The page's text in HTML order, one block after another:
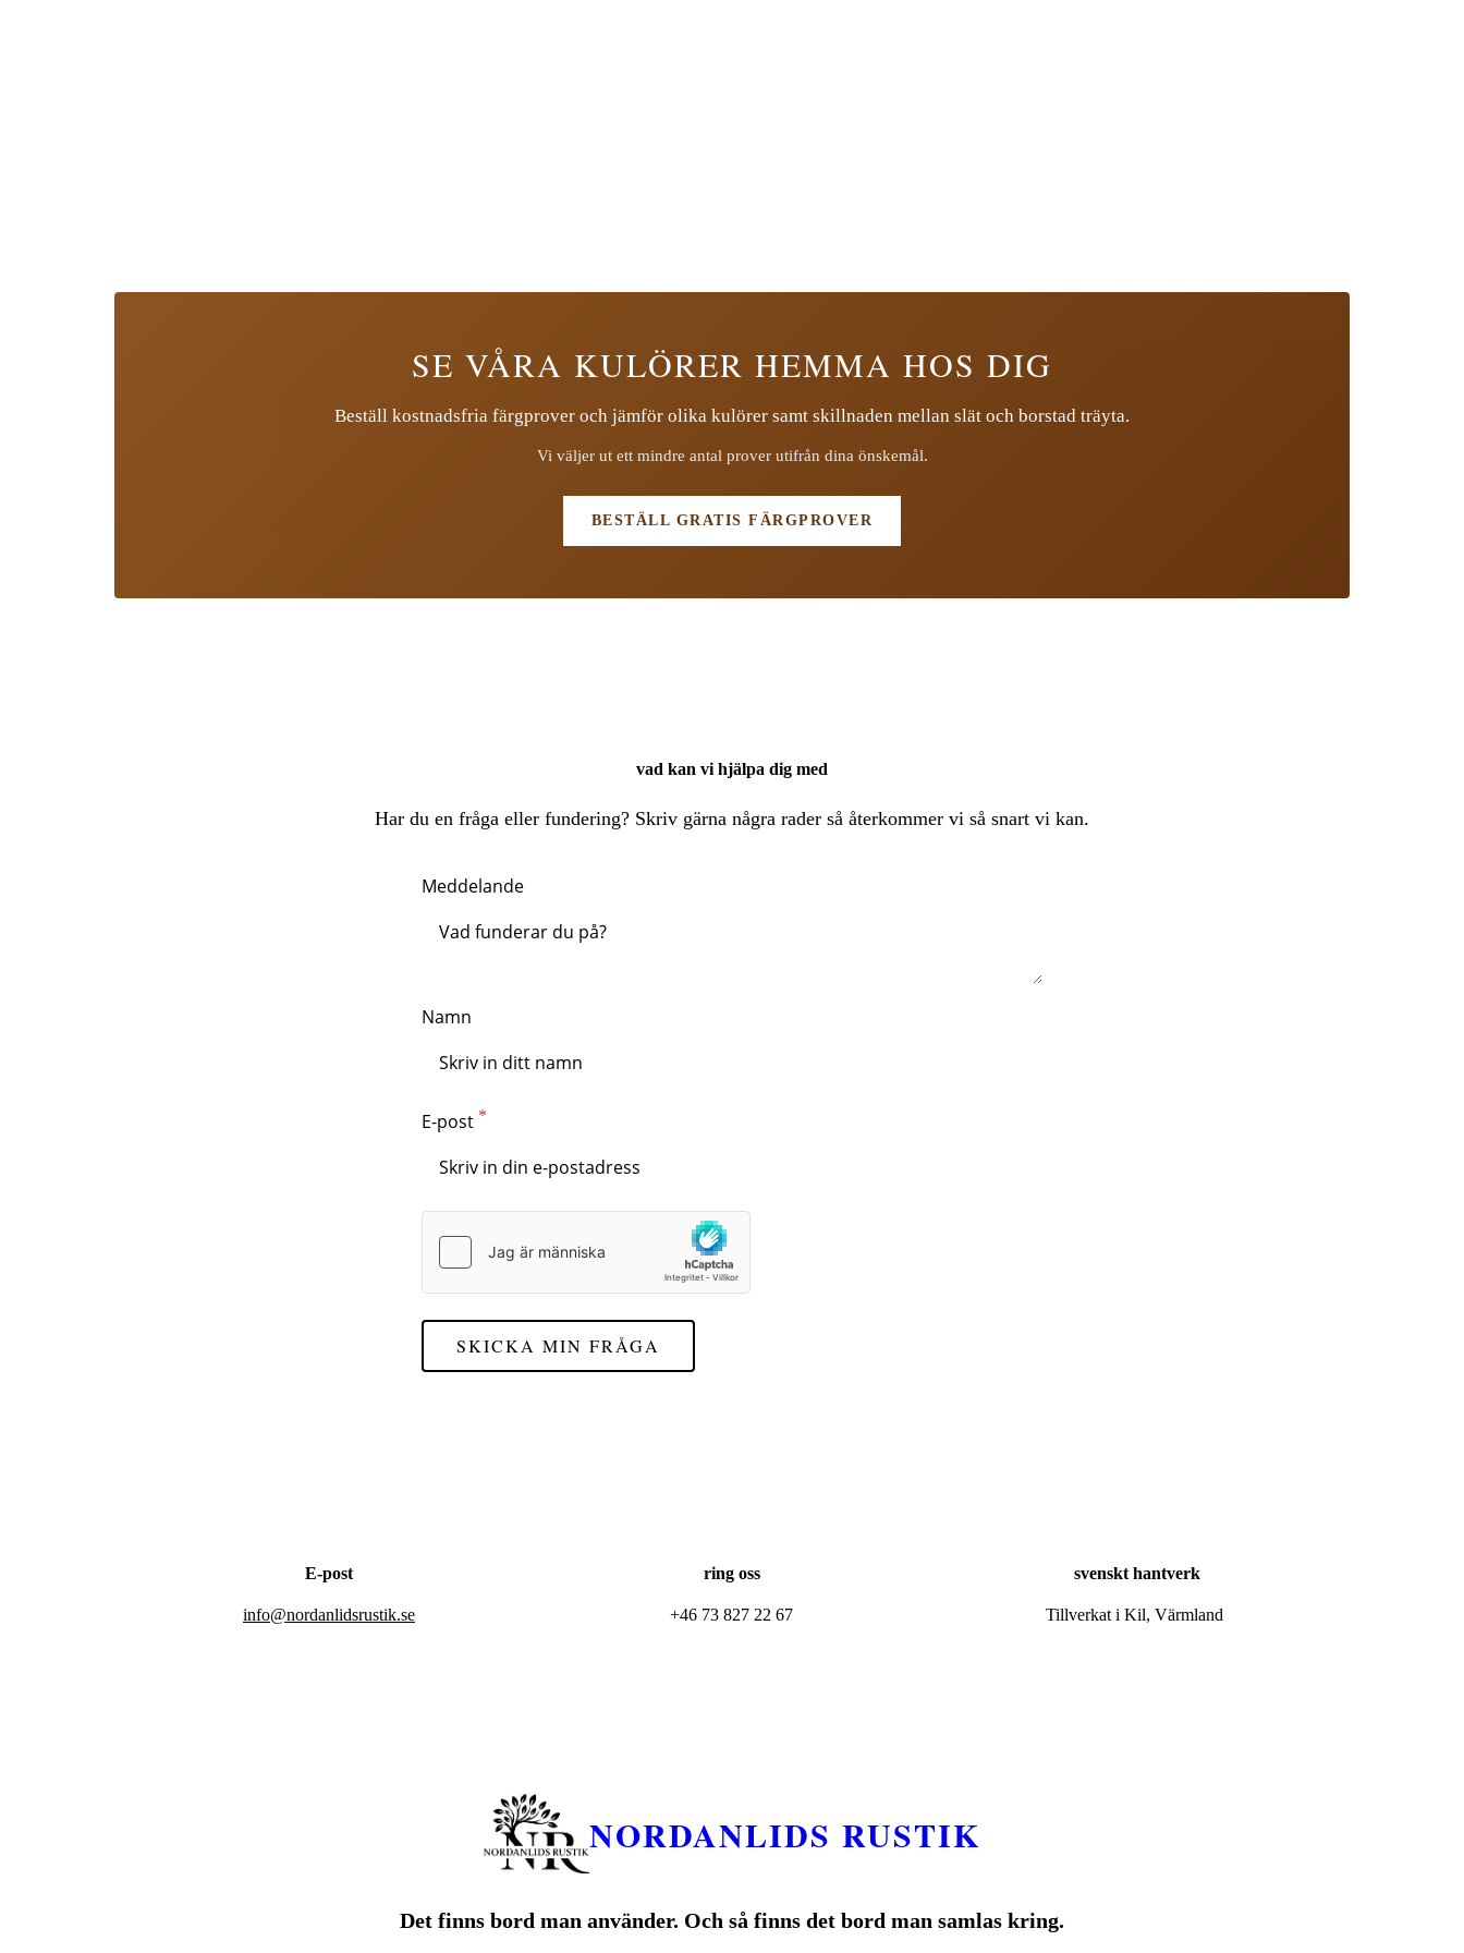
SE VÅRA KULÖRER HEMMA HOS DIG
Beställ kostnadsfria färgprover och jämför olika kulörer samt skillnaden mellan slät och borstad träyta.
Vi väljer ut ett mindre antal prover utifrån dina önskemål.
BESTÄLL GRATIS FÄRGPROVER
vad kan vi hjälpa dig med
Har du en fråga eller fundering? Skriv gärna några rader så återkommer vi så snart vi kan.
Meddelande
Namn
E-post
SKICKA MIN FRÅGA
E-post
info@nordanlidsrustik.se
ring oss
+46 73 827 22 67
svenskt hantverk
Tillverkat i Kil, Värmland
NORDANLIDS RUSTIK
Det finns bord man använder. Och så finns det bord man samlas kring.